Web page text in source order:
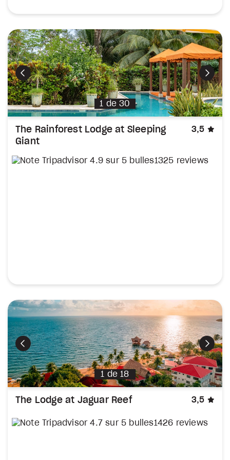
Précédent
1 de30
The Rainforest Lodge at Sleeping
Giant
3,5
1325 reviews
Précédent
1 de 18
The Lodge at Jaguar Reef 3,5
1426 reviews